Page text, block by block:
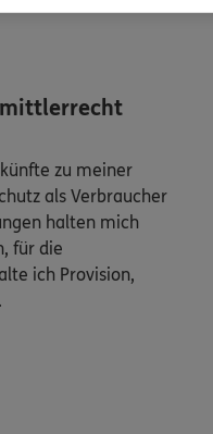
zu meiner
als Verbraucher
halten mich
für die
ich Provision,